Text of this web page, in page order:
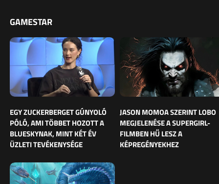
GAMESTAR
EGY ZUCKERBERGET GÚNYOLÓ
PÓLÓ, AMI TÖBBET HOZOTT A
BLUESKYNAK, MINT KÉT ÉV
ÜZLETI TEVÉKENYSÉGE
JASON MOMOA SZERINT LOBO
MEGJELENÉSE A SUPERGIRL-
FILMBEN HŰ LESZ A
KÉPREGÉNYEKHEZ